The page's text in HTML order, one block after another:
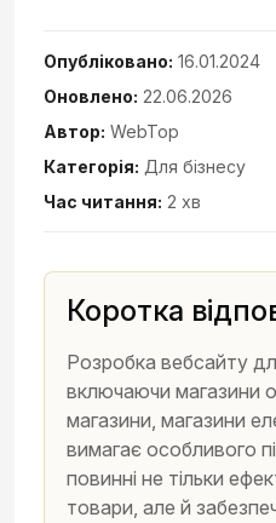
Опубліковано: 16.01.2024
Оновлено: 22.06.2026
Автор: WebTop
Категорія: Для бізнесу
Час читання: 2 хв
Коротка
Розробка вебсайту
включаючи магазини
магазини, магазини
вимагає особливого
повинні не тільки
товари, але й